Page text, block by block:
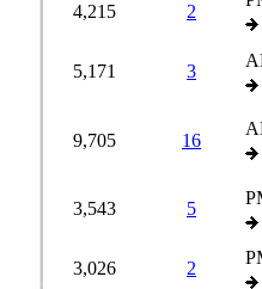
2
4,215
3
5,171
16
9,705
5
3,543
2
3,026